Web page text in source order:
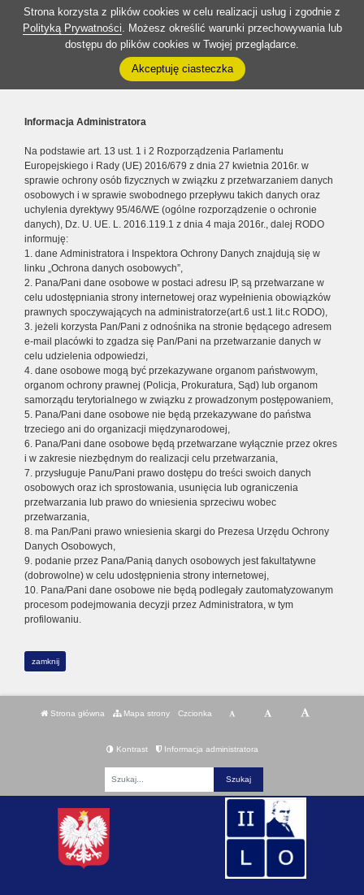
Strona korzysta z plików cookies w celu realizacji usług i zgodnie z
Polityką Prywatności. Możesz określić warunki przechowywania lub
dostępu do plików cookies w Twojej przeglądarce.
Akceptuję ciasteczka
Informacja Administratora
Na podstawie art. 13 ust. 1 i 2 Rozporządzenia Parlamentu
Europejskiego i Rady (UE) 2016/679 z dnia 27 kwietnia 2016r. w
sprawie ochrony osób fizycznych w związku z przetwarzaniem danych
osobowych i w sprawie swobodnego przepływu takich danych oraz
uchylenia dyrektywy 95/46/WE (ogólne rozporządzenie o ochronie
danych), Dz. U. UE. L. 2016.119.1 z dnia 4 maja 2016r., dalej RODO
informuję:
1. dane Administratora i Inspektora Ochrony Danych znajdują się w
linku „Ochrona danych osobowych”,
2. Pana/Pani dane osobowe w postaci adresu IP, są przetwarzane w
celu udostępniania strony internetowej oraz wypełnienia obowiązków
prawnych spoczywających na administratorze(art.6 ust.1 lit.c RODO),
3. jeżeli korzysta Pan/Pani z odnośnika na stronie będącego adresem
e-mail placówki to zgadza się Pan/Pani na przetwarzanie danych w
celu udzielenia odpowiedzi,
4. dane osobowe mogą być przekazywane organom państwowym,
organom ochrony prawnej (Policja, Prokuratura, Sąd) lub organom
samorządu terytorialnego w związku z prowadzonym postępowaniem,
5. Pana/Pani dane osobowe nie będą przekazywane do państwa
trzeciego ani do organizacji międzynarodowej,
6. Pana/Pani dane osobowe będą przetwarzane wyłącznie przez okres
i w zakresie niezbędnym do realizacji celu przetwarzania,
7. przysługuje Panu/Pani prawo dostępu do treści swoich danych
osobowych oraz ich sprostowania, usunięcia lub ograniczenia
przetwarzania lub prawo do wniesienia sprzeciwu wobec
przetwarzania,
8. ma Pan/Pani prawo wniesienia skargi do Prezesa Urzędu Ochrony
Danych Osobowych,
9. podanie przez Pana/Panią danych osobowych jest fakultatywne
(dobrowolne) w celu udostępnienia strony internetowej,
10. Pana/Pani dane osobowe nie będą podlegały zautomatyzowanym
procesom podejmowania decyzji przez Administratora, w tym
profilowaniu.
zamknij
Strona główna Mapa strony Czcionka
Kontrast Informacja administratora